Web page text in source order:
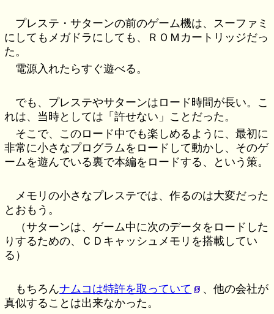
プレステ・サターンの前のゲーム機は、スーファミ
にしてもメガドラにしても、ＲＯＭカートリッジだっ
た。
電源入れたらすぐ遊べる。
でも、プレステやサターンはロード時間が長い。こ
れは、当時としては「許せない」ことだった。
そこで、このロード中でも楽しめるように、最初に
非常に小さなプログラムをロードして動かし、そのゲ
ームを遊んでいる裏で本編をロードする、という策。
メモリの小さなプレステでは、作るのは大変だった
とおもう。
（サターンは、ゲーム中に次のデータをロードした
りするための、ＣＤキャッシュメモリを搭載してい
る）
もちろんナムコは特許を取っていて
、他の会社が
真似することは出来なかった。